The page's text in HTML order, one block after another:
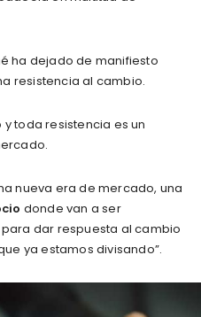
ha dejado de manifiesto
resistencia al cambio.
toda resistencia es un
nueva era de mercado, una
donde van a ser
dar respuesta al cambio
ya estamos divisando”.